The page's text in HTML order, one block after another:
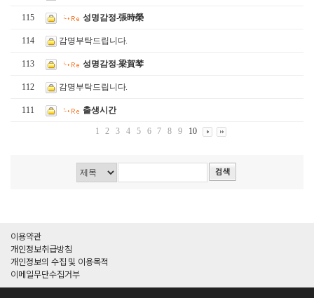
115 성명감정-張時榮
114 감명부탁드립니다.
113 성명감정-梁賀棽
112 감명부탁드립니다.
111 출생시간
1 2 3 4 5 6 7 8 9 10
이용약관
개인정보취급방침
개인정보의 수집 및 이용목적
이메일무단수집거부